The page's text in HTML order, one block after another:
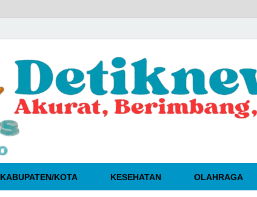
KABUPATEN/KOTA KESEHATAN OLAHRAGA